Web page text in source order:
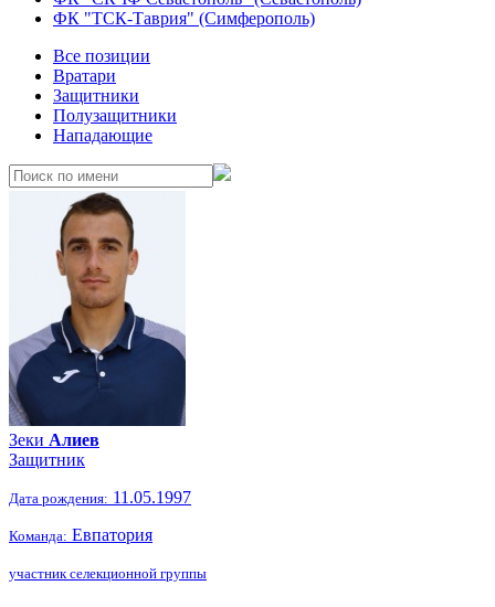
ФК "ТСК-Таврия" (Симферополь)
Все позиции
Вратари
Защитники
Полузащитники
Нападающие
Зеки Алиев
Защитник
Дата рождения: 11.05.1997
Команда: Евпатория
участник селекционной группы